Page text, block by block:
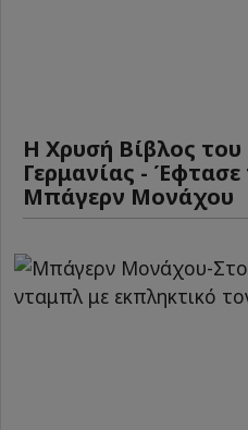
Η Χρυσή Βίβλος
Γερμανίας - Έφτασε
Μπάγερν Μονάχου